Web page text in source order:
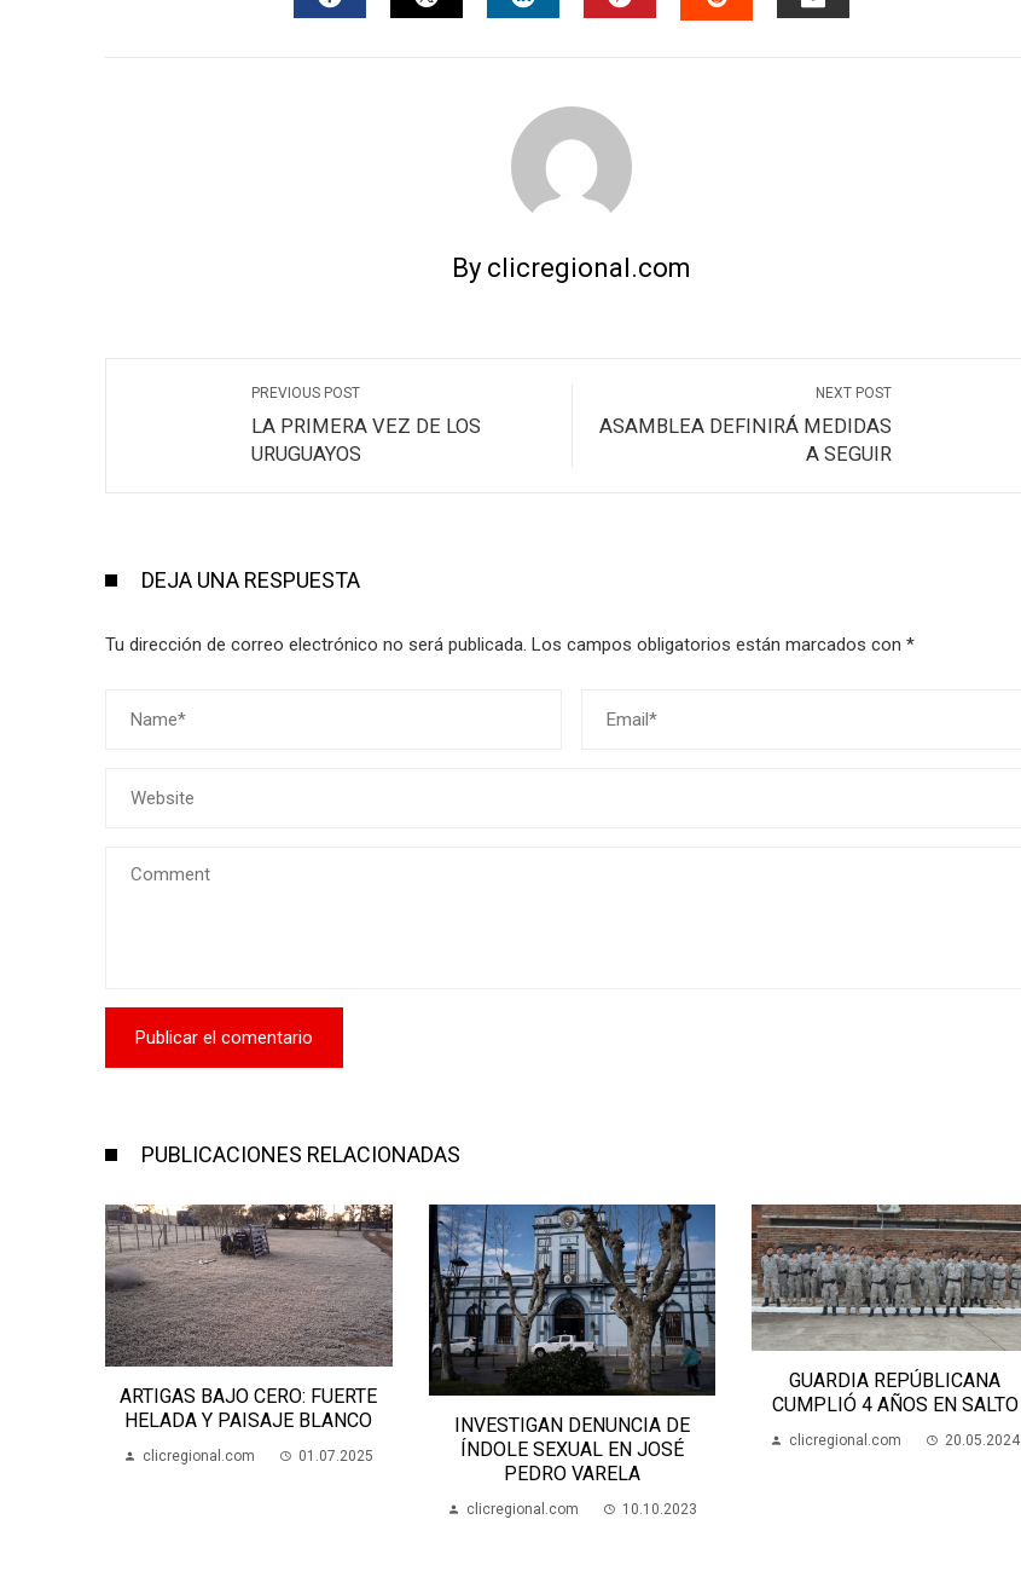
By clicregional.com
PREVIOUS POST
LA PRIMERA VEZ DE LOS
URUGUAYOS
NEXT POST
ASAMBLEA DEFINIRÁ MEDIDAS
A SEGUIR
DEJA UNA RESPUESTA
Tu dirección de correo electrónico no será publicada. Los campos obligatorios están marcados con *
PUBLICACIONES RELACIONADAS
ARTIGAS BAJO CERO: FUERTE
HELADA Y PAISAJE BLANCO
clicregional.com 01.07.2025
INVESTIGAN DENUNCIA DE
ÍNDOLE SEXUAL EN JOSÉ
PEDRO VARELA
clicregional.com 10.10.2023
GUARDIA REPÚBLICANA
CUMPLIÓ 4 AÑOS EN SALTO
clicregional.com 20.05.2024